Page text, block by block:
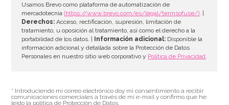
Usamos Brevo como plataforma de automatización de
mercadotecnia(https://www.brevo.com/es/legal/termsofuse/). |
Derechos: Acceso, rectificación, supresión, limitación de
tratamiento, u oposición al tratamiento, así como el derecho a la
portabilidad de los datos. |
Información adicional: Disponible la
información adicional y detallada sobre la Protección de Datos
Personales en nuestro sitio web corporativo y Política de Privacidad.
* Introduciendo mi correo electrónico doy mi consentimiento a recibir
comunicaciones comerciales a través de mi e-mail y confirmo que he
leído la política de Protección de Datos.